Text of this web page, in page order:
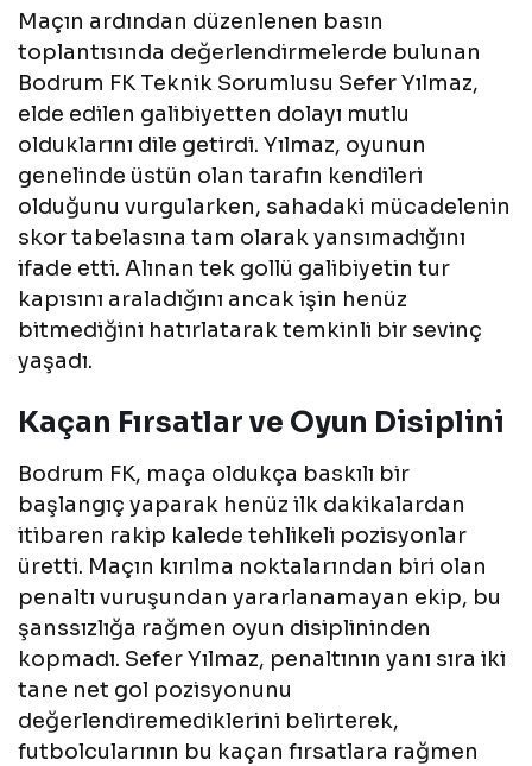
Maçın ardından düzenlenen basın
toplantısında değerlendirmelerde bulunan
Bodrum FK Teknik Sorumlusu Sefer Yılmaz,
elde edilen galibiyetten dolayı mutlu
olduklarını dile getirdi. Yılmaz, oyunun
genelinde üstün olan tarafın kendileri
olduğunu vurgularken, sahadaki mücadelenin
skor tabelasına tam olarak yansımadığını
ifade etti. Alınan tek gollü galibiyetin tur
kapısını araladığını ancak işin henüz
bitmediğini hatırlatarak temkinli bir sevinç
yaşadı.
Kaçan Fırsatlar ve Oyun Disiplini
Bodrum FK, maça oldukça baskılı bir
başlangıç yaparak henüz ilk dakikalardan
itibaren rakip kalede tehlikeli pozisyonlar
üretti. Maçın kırılma noktalarından biri olan
penaltı vuruşundan yararlanamayan ekip, bu
şanssızlığa rağmen oyun disiplininden
kopmadı. Sefer Yılmaz, penaltının yanı sıra iki
tane net gol pozisyonunu
değerlendiremediklerini belirterek,
futbolcularının bu kaçan fırsatlara rağmen